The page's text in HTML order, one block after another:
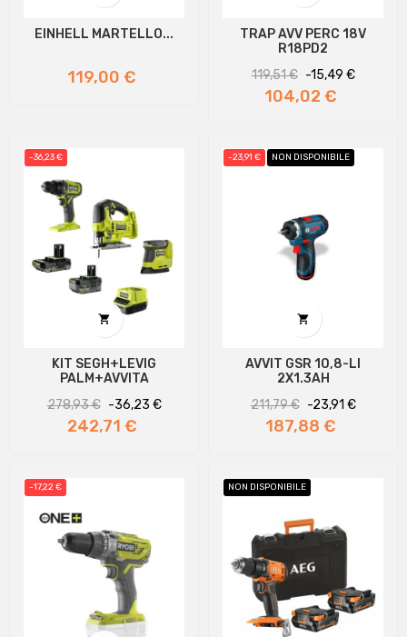
EINHELL MARTELLO...
Prezzo
119,00 €
TRAP AVV PERC 18V
R18PD2
Prezzo
regolare
119,51 € -15,49 €Prezzo
104,02 €
-36,23 €

KIT SEGH+LEVIG
PALM+AVVITA
Prezzo
regolare
278,93 € -36,23 €Prezzo
242,71 €
-23,91 € NON DISPONIBILE

AVVIT GSR 10,8-LI
2X1.3AH
Prezzo
regolare
211,79 € -23,91 €Prezzo
187,88 €
-17,22 € NON DISPONIBILE